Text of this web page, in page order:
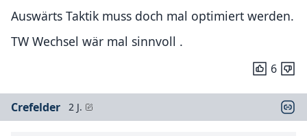
Auswärts Taktik muss doch mal optimiert werden.
TW Wechsel wär mal sinnvoll .
6
Crefelder 2 J.